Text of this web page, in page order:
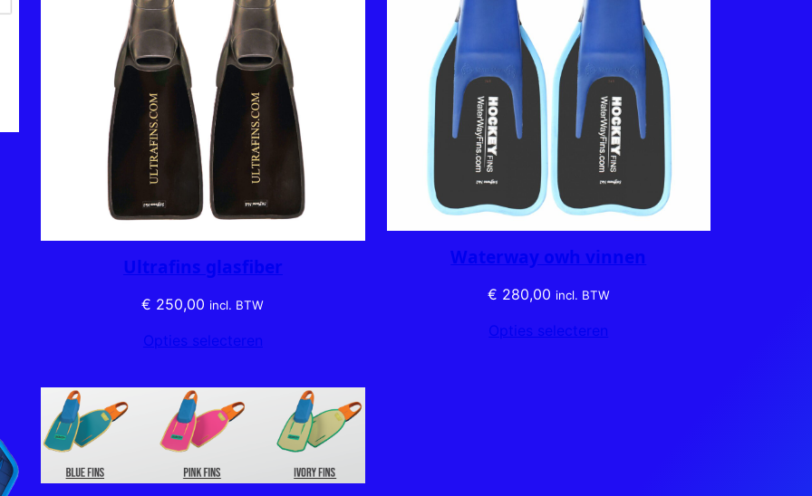
Ultrafins glasfiber
€ 250,00 incl. BTW
Opties selecteren
Waterway owh vinnen
€ 280,00 incl. BTW
Opties selecteren